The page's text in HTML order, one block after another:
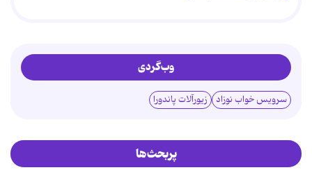
وب‌گردی
سرویس خواب نوزاد زیورآلات پاندورا
پربحث‌ها